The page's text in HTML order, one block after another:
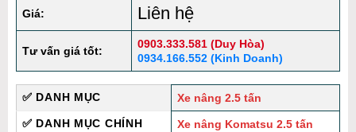
Giá: Liên hệ
Tư vấn giá tốt:
0903.333.581 (Duy Hòa)
0934.166.552 (Kinh Doanh)
✅ DANH MỤC
Xe nâng 2.5 tấn
✅ DANH MỤC CHÍNH
Xe nâng Komatsu 2.5 tấn